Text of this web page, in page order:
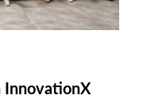
InnovationX